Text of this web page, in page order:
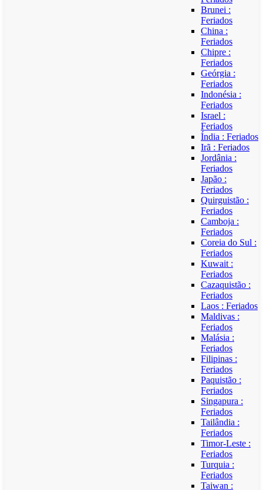
Brunei :
Feriados
China :
Feriados
Chipre :
Feriados
Geórgia :
Feriados
Indonésia :
Feriados
Israel :
Feriados
Índia : Feriados
Irã : Feriados
Jordânia :
Feriados
Japão :
Feriados
Quirguistão :
Feriados
Camboja :
Feriados
Coreia do Sul :
Feriados
Kuwait :
Feriados
Cazaquistão :
Feriados
Laos : Feriados
Maldivas :
Feriados
Malásia :
Feriados
Filipinas :
Feriados
Paquistão :
Feriados
Singapura :
Feriados
Tailândia :
Feriados
Timor-Leste :
Feriados
Turquia :
Feriados
Taiwan :